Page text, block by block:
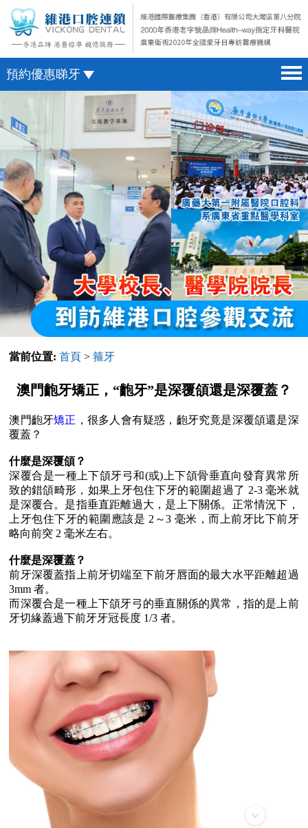
預約優惠睇牙
首頁 home page
醫院簡介 hospital introduction
醫生介紹 doctor introduction
醫療新聞 medical news
種植牙 dental implant
箍牙 orthodontics
收費標準 change standard
預約牙醫 contact us
微信預約
WhatsApp預約
當前位置: 首頁 >箍牙
澳門齙牙矯正，“齙牙”是深覆頜還是深覆蓋？
澳門齙牙矯正 ，很多人會有疑惑，齙牙究竟是深覆頜還是深
覆蓋？
什麼是深覆頜？
深覆合是一種上下頜牙弓和(或)上下頜骨垂直向發育異常所
致的錯頜畸形，如果上牙包住下牙的範圍超過了 2-3 毫米就
是深覆合。是指垂直距離過大，是上下關係。正常情況下，
上牙包住下牙的範圍應該是 2～3 毫米，而上前牙比下前牙
略向前突 2 毫米左右。
什麼是深覆蓋？
前牙深覆蓋指上前牙切端至下前牙唇面的最大水平距離超過
3mm 者。
而深覆合是一種上下頜牙弓的垂直關係的異常，指的是上前
牙切緣蓋過下前牙牙冠長度 1/3 者。